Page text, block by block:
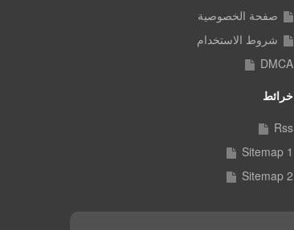
صفحة الخصوصية
شروط الاستخدام
DMCA
خرائط
Rss
Sitemap 1
Sitemap 2